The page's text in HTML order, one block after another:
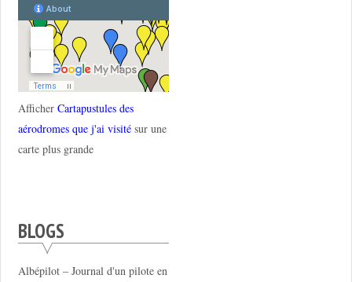
Afficher Cartapustules des
aérodromes que j'ai visitésur une
carte plus grande
BLOGS
Albépilot – Journal d'un pilote en